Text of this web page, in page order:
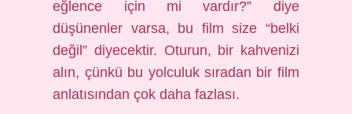
eğlence için mi vardır?” diye
düşünenler varsa, bu film size “belki
değil” diyecektir. Oturun, bir kahvenizi
alın, çünkü bu yolculuk sıradan bir film
anlatısından çok daha fazlası.